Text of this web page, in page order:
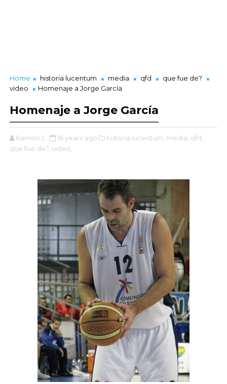
Home historia lucentum media qfd
que fue de?
video
Homenaje a Jorge García
Homenaje a Jorge García
Ramón J. 16 years ago historia lucentum, media, qfd,
que fue de?, video,